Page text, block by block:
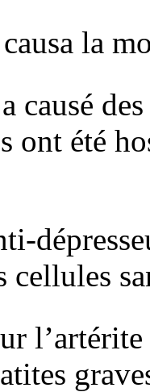
la
causé
ont été
cellules